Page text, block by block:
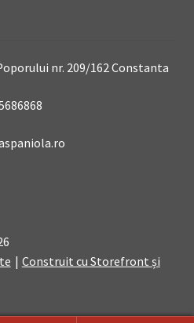
nr. 209/162 Constanta
Construit cu Storefront și